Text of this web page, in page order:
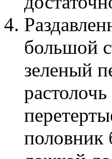
большой
зеленый
половник